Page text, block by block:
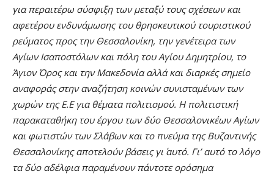
για περαιτέρω σύσφιξη των μεταξύ τους σχέσεων και
αφετέρου ενδυνάμωσης του θρησκευτικού τουριστικού
ρεύματος προς την Θεσσαλονίκη, την γενέτειρα των
Αγίων Ισαποστόλων και πόλη του Αγίου Δημητρίου, το
Άγιον Όρος και την Μακεδονία αλλά και διαρκές σημείο
αναφοράς στην αναζήτηση κοινών συνισταμένων των
χωρών της Ε.Ε για θέματα πολιτισμού. Η πολιτιστική
παρακαταθήκη του έργου των δύο Θεσσαλονικέων Αγίων
και φωτιστών των Σλάβων και το πνεύμα της Βυζαντινής
Θεσσαλονίκης αποτελούν βάσεις γι΄ αυτό. Γι’ αυτό το λόγο
τα δύο αδέλφια παραμένουν πάντοτε ορόσημα